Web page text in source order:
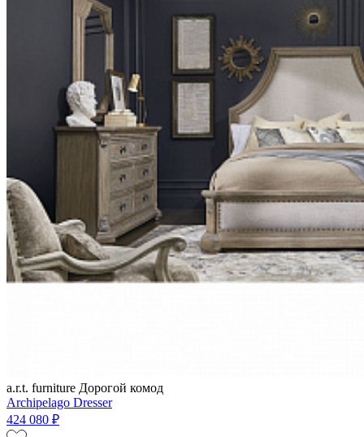
a.r.t. furniture Дорогой комод
Archipelago Dresser
424 080 ₽